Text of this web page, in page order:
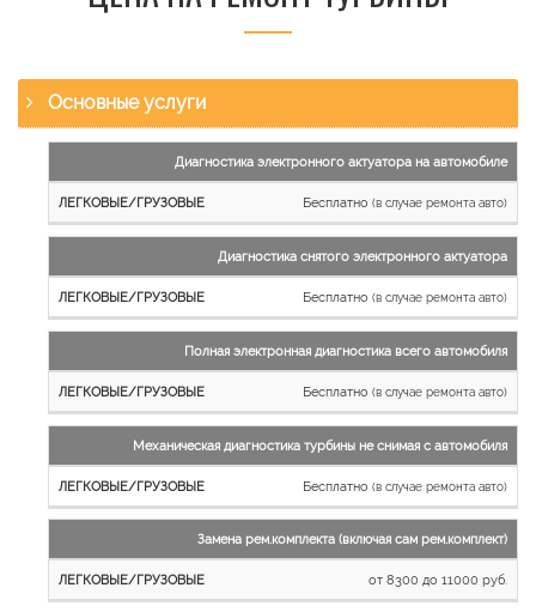
Основные услуги
работы
Легковые
и
Грузовые
автомобили
Диагностика электронного актуатора на автомобиле
Бесплатно (в случае ремонта авто)
Диагностика снятого электронного актуатора
Бесплатно (в случае ремонта авто)
Полная электронная диагностика всего автомобиля
Бесплатно (в случае ремонта авто)
Механическая диагностика турбины не снимая с автомобиля
Бесплатно (в случае ремонта авто)
Замена рем.комплекта (включая сам рем.комплект)
от 8300 до 11000 руб.